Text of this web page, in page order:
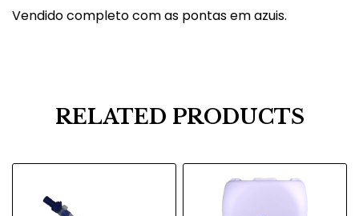
Vendido completo com as pontas em azuis.
RELATED PRODUCTS